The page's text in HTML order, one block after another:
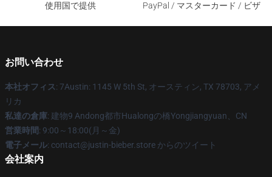
使用国で提供
PayPal / マスターカード / ビザ
お問い合わせ
本社オフィス: 7Austin: 1145 W 5th St, オースティン, TX 78703, アメ
リカ
私達の倉庫: 建物9 Andong都市Hualongの橋Yongjiangyuan、CN
営業時間: 9:00～18:00(月～金)
電子メール: contact@justin-bieber.store からのツイート
会社案内